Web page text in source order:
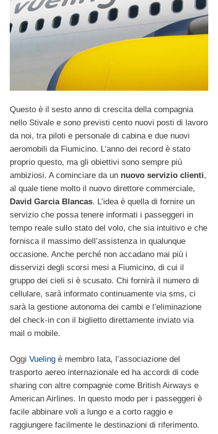
Questo è il sesto anno di crescita della compagnia
nello Stivale e sono previsti cento nuovi posti di lavoro
da noi, tra piloti e personale di cabina e due nuovi
aeromobili da Fiumicino. L’anno dei record è stato
proprio questo, ma gli obiettivi sono sempre più
ambiziosi. A cominciare da un nuovo servizio clienti,
al quale tiene molto il nuovo direttore commerciale,
David Garcia Blancas. L’idea è quella di fornire un
servizio che possa tenere informati i passeggeri in
tempo reale sullo stato del volo, che sia intuitivo e che
fornisca il massimo dell’assistenza in qualunque
occasione. Anche perché non accadano mai più i
disservizi degli scorsi mesi a Fiumicino, di cui il
gruppo dei cieli si è scusato. Chi fornirà il numero di
cellulare, sarà informato continuamente via sms, ci
sarà la gestione autonoma dei cambi e l’eliminazione
del check-in con il biglietto direttamente inviato via
mail o mobile.
Oggi Vueling è membro Iata, l’associazione del
trasporto aereo internazionale ed ha accordi di code
sharing con altre compagnie come British Airways e
American Airlines. In questo modo per i passeggeri è
facile abbinare voli a lungo e a corto raggio e
raggiungere facilmente le destinazioni di riferimento.